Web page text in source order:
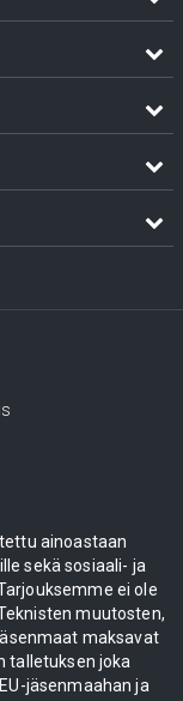
ainoastaan
sekä sosiaali- ja
ei ole
muutosten,
maksavat
talletuksen joka
jäsenmaahan ja